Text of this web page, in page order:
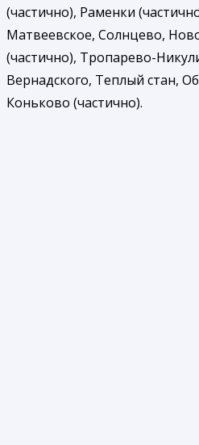
(частично), Раменки
Матвеевское, Солнцево,
(частично), Тропарево-
Вернадского, Теплый стан,
Коньково (частично).